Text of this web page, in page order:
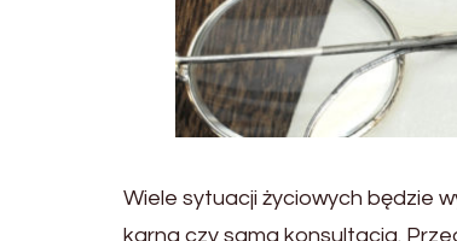
Wiele sytuacji życiowych będzie
karna czy sama konsultacja.